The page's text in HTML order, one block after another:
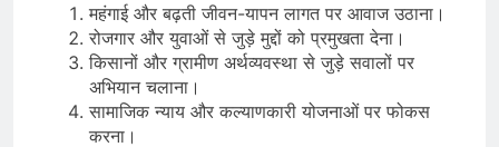
महंगाई और बढ़ती जीवन-यापन लागत पर आवाज उठाना।
रोजगार और युवाओं से जुड़े मुद्दों को प्रमुखता देना।
किसानों और ग्रामीण अर्थव्यवस्था से जुड़े सवालों पर
अभियान चलाना।
सामाजिक न्याय और कल्याणकारी योजनाओं पर फोकस
करना।